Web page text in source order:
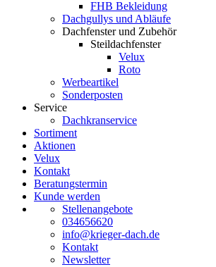
FHB Bekleidung
Dachgullys und Abläufe
Dachfenster und Zubehör
Steildachfenster
Velux
Roto
Werbeartikel
Sonderposten
Service
Dachkranservice
Sortiment
Aktionen
Velux
Kontakt
Beratungstermin
Kunde werden
Stellenangebote
034656620
info@krieger-dach.de
Kontakt
Newsletter